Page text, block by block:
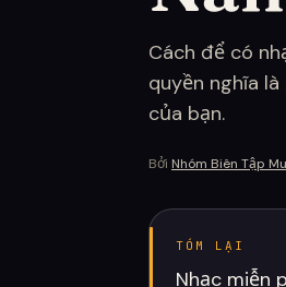
Cách để có
quyền nghĩa
của bạn.
Bởi Nhóm Biên Tập
TÓM LẠI
Nhạc miễn